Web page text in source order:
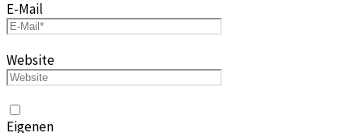
E-Mail
Website
Eigenen